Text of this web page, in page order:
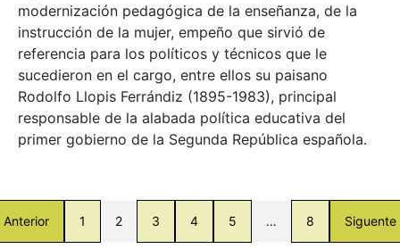
modernización pedagógica de la enseñanza, de la
instrucción de la mujer, empeño que sirvió de
referencia para los políticos y técnicos que le
sucedieron en el cargo, entre ellos su paisano
Rodolfo Llopis Ferrándiz (1895-1983), principal
responsable de la alabada política educativa del
primer gobierno de la Segunda República española.
Anterior 1 2 3 4 5 … 8 Siguente